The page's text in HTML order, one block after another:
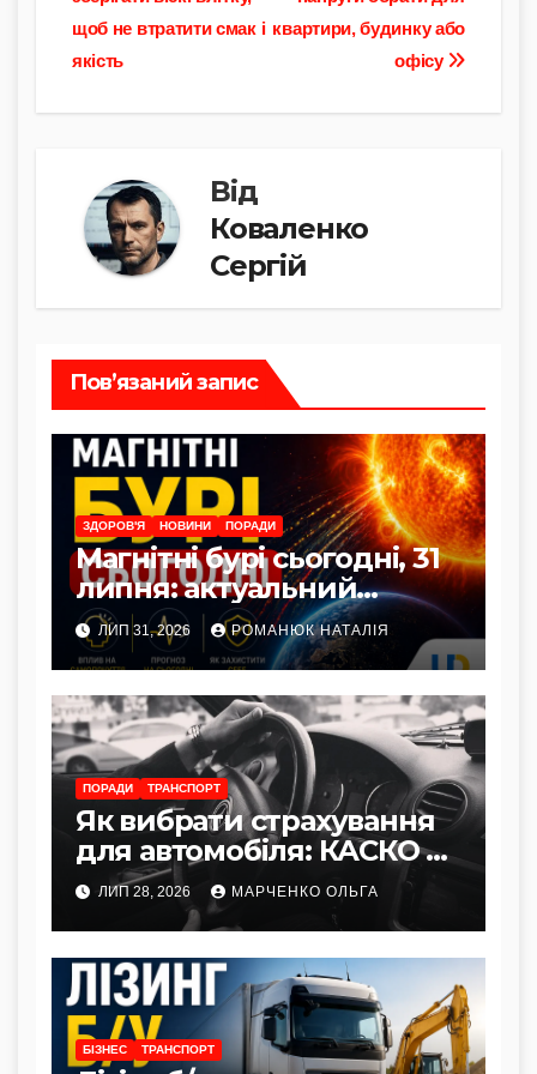
Li
k
b
o
A
p
a
и
и
записів
квартири, будинку або
офісу
щоб не втратити смак і
якість
Від
Коваленко
Сергій
Пов’язаний запис
ЗДОРОВ'Я НОВИНИ ПОРАДИ
Магнітні бурі сьогодні, 31
липня: актуальний
прогноз та як захистити
здоров’я
ЛИП 31, 2026 РОМАНЮК НАТАЛІЯ
ПОРАДИ ТРАНСПОРТ
Як вибрати страхування
для автомобіля: КАСКО vs
Автоцивілка
ЛИП 28, 2026 МАРЧЕНКО ОЛЬГА
БІЗНЕС ТРАНСПОРТ